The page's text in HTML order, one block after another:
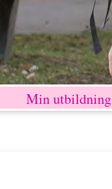
Min utbildning